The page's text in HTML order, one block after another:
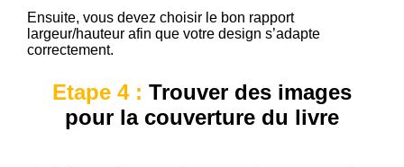
Ensuite, vous devez choisir le bon rapport
largeur/hauteur afin que votre design s’adapte
correctement.
Etape 4 : Trouver des images
pour la couverture du livre